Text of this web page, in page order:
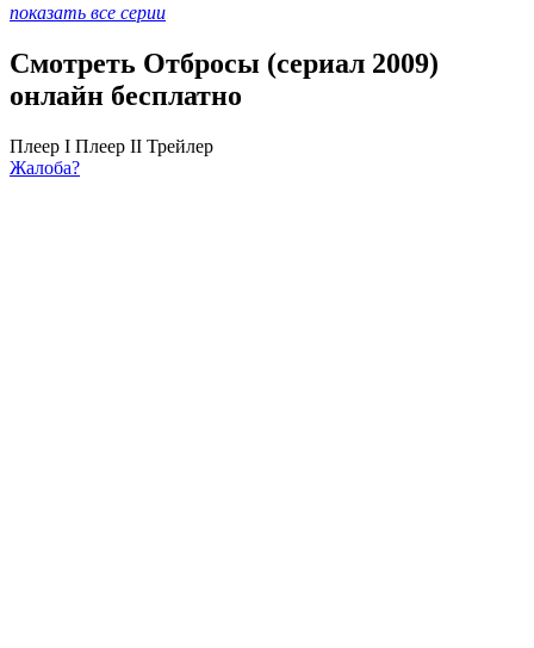
показать все серии
Смотреть Отбросы (сериал 2009)
онлайн бесплатно
Плеер I Плеер II Трейлер
Жалоба?